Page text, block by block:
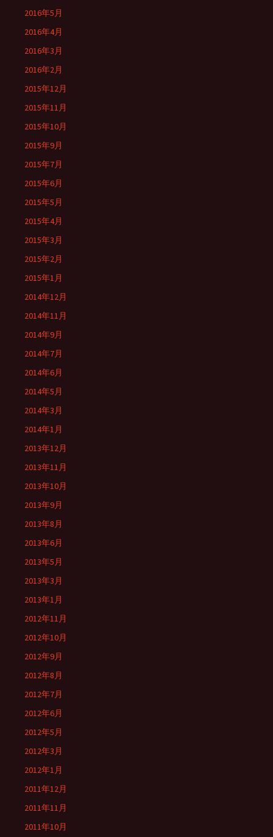
2016年5月
2016年4月
2016年3月
2016年2月
2015年12月
2015年11月
2015年10月
2015年9月
2015年7月
2015年6月
2015年5月
2015年4月
2015年3月
2015年2月
2015年1月
2014年12月
2014年11月
2014年9月
2014年7月
2014年6月
2014年5月
2014年3月
2014年1月
2013年12月
2013年11月
2013年10月
2013年9月
2013年8月
2013年6月
2013年5月
2013年3月
2013年1月
2012年11月
2012年10月
2012年9月
2012年8月
2012年7月
2012年6月
2012年5月
2012年3月
2012年1月
2011年12月
2011年11月
2011年10月